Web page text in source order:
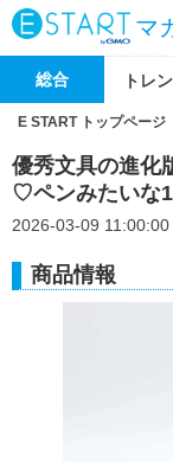
マ
総合 トレ
E START トップページ
優秀文具の進化
♡ペンみたいな
2026-03-09 11:00:00
商品情報